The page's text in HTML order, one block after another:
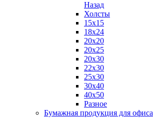
Назад
Холсты
15х15
18х24
20х20
20х25
20х30
22х30
25х30
30х40
40х50
Разное
Бумажная продукция для офиса